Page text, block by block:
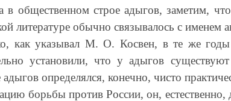
в общественном строе адыгов, заметим,
литературе обычно связывалось с именем
как указывал М. О. Косвен, в те же
установили, что у адыгов
адыгов определялся, конечно, чисто
борьбы против России, он,